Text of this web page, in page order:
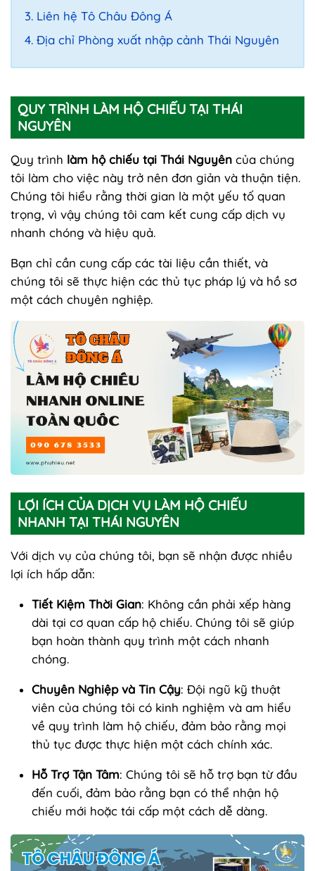
Liên hệ Tô Châu Đông Á
Địa chỉ Phòng xuất nhập cảnh Thái Nguyên
QUY TRÌNH LÀM HỘ CHIẾU TẠI THÁI
NGUYÊN
Quy trình làm hộ chiếu tại Thái Nguyên của chúng
tôi làm cho việc này trở nên đơn giản và thuận tiện.
Chúng tôi hiểu rằng thời gian là một yếu tố quan
trọng, vì vậy chúng tôi cam kết cung cấp dịch vụ
nhanh chóng và hiệu quả.
Bạn chỉ cần cung cấp các tài liệu cần thiết, và
chúng tôi sẽ thực hiện các thủ tục pháp lý và hồ sơ
một cách chuyên nghiệp.
LỢI ÍCH CỦA DỊCH VỤ LÀM HỘ CHIẾU
NHANH TẠI THÁI NGUYÊN
Với dịch vụ của chúng tôi, bạn sẽ nhận được nhiều
lợi ích hấp dẫn:
Tiết Kiệm Thời Gian: Không cần phải xếp hàng
dài tại cơ quan cấp hộ chiếu. Chúng tôi sẽ giúp
bạn hoàn thành quy trình một cách nhanh
chóng.
Chuyên Nghiệp và Tin Cậy: Đội ngũ kỹ thuật
viên của chúng tôi có kinh nghiệm và am hiểu
về quy trình làm hộ chiếu, đảm bảo rằng mọi
thủ tục được thực hiện một cách chính xác.
Hỗ Trợ Tận Tâm: Chúng tôi sẽ hỗ trợ bạn từ đầu
đến cuối, đảm bảo rằng bạn có thể nhận hộ
chiếu mới hoặc tái cấp một cách dễ dàng.